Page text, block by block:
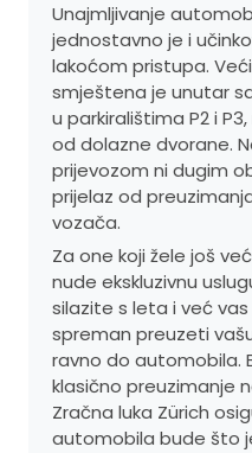
Unajmljivanje
jednostavno je i
lakoćom pristupa.
smještena je unutar
u parkiralištima P2 i
od dolazne dvorane.
prijevozom ni dugim
prijelaz od
vozača.
Za one koji žele još
nude ekskluzivnu
silazite s leta i već
spreman preuzeti
ravno do automobila.
klasično preuzimanje
Zračna luka Zürich
automobila bude što